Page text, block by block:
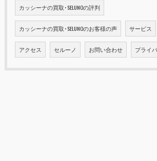
カッシーナの買取･SELUNOの評判
カッシーナの買取･SELUNOのお客様の声 サービス
アクセス セルーノ お問い合わせ プライ